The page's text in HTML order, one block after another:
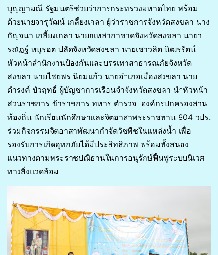
บุญญามณี รัฐมนตรีช่วยว่าการกระทรวงมหาดไทย พร้อม
ด้วยนายจารุวัฒน์ เกลี้ยงเกลา ผู้ว่าราชการจังหวัดสงขลา นาง
กัญจนา เกลี้ยงเกลา นายกเหล่ากาชาดจังหวัดสงขลา นายว
รณัฏฐ์ หนูรอต ปลัดจังหวัดสงขลา นายเชาวลิต นิฒรรัตน์
หัวหน้าสำนักงานป้องกันและบรรเทาสาธารณภัยจังหวัด
สงขลา นายไชยพร นิยมแก้ว นายอำเภอเมืองสงขลา นาย
ดำรงค์ บัวฤทธิ์ ผู้บัญชาการเรือนจำจังหวัดสงขลา นำหัวหน้า
ส่วนราชการ ข้าราชการ ทหาร ตำรวจ องค์กรปกครองส่วน
ท้องถิ่น นักเรียนนักศึกษาและจิตอาสาพระราชทาน 904 วปร.
ร่วมกิจกรรมจิตอาสาพัฒนากำจัดวัชพืชในแหล่งน้ำ เพื่อ
รองรับการเกิดอุทกภัยได้มีประสิทธิภาพ พร้อมทั้งสนอง
แนวทางตามพระราชปณิธานในการอนุรักษ์ฟื้นฟูระบบนิเวศ
ทางสิ่งแวดล้อม